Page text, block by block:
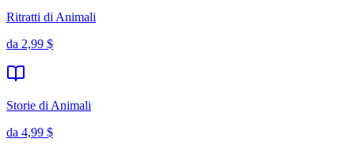
Ritratti di Animali
da 2,99 $
Storie di Animali
da 4,99 $